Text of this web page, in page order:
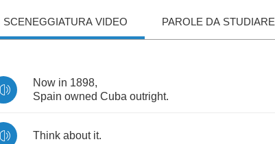
SCENEGGIATURA VIDEO PAROLE DA STUDIARE
Now in 1898,
Spain owned Cuba outright.
Think about it.